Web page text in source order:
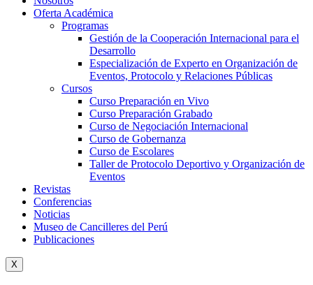
Oferta Académica
Programas
Gestión de la Cooperación Internacional para el
Desarrollo
Especialización de Experto en Organización de
Eventos, Protocolo y Relaciones Públicas
Cursos
Curso Preparación en Vivo
Curso Preparación Grabado
Curso de Negociación Internacional
Curso de Gobernanza
Curso de Escolares
Taller de Protocolo Deportivo y Organización de
Eventos
Revistas
Conferencias
Noticias
Museo de Cancilleres del Perú
Publicaciones
X